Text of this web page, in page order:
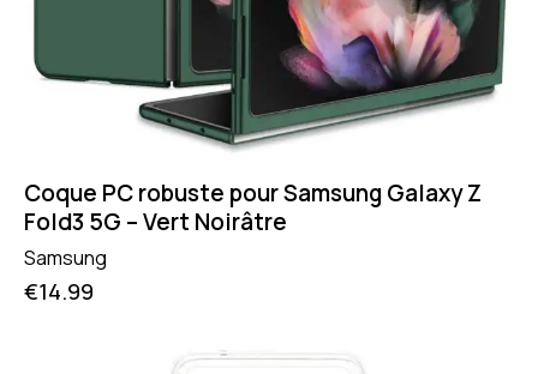
Coque PC robuste pour Samsung Galaxy Z
Fold3 5G – Vert Noirâtre
Samsung
€14.99